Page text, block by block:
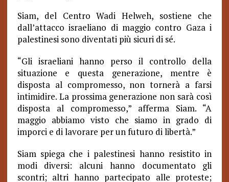
Siam, del Centro Wadi Helweh, sostiene che
dall’attacco israeliano di maggio contro Gaza i
palestinesi sono diventati più sicuri di sé.
“Gli israeliani hanno perso il controllo della
situazione e questa generazione, mentre è
disposta al compromesso, non tornerà a farsi
intimidire. La prossima generazione non sarà così
disposta al compromesso,” afferma Siam. “A
maggio abbiamo visto che siamo in grado di
imporci e di lavorare per un futuro di libertà.”
Siam spiega che i palestinesi hanno resistito in
modi diversi: alcuni hanno documentato gli
scontri; altri hanno partecipato alle proteste;